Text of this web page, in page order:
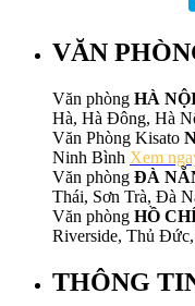
VĂN
Văn phòng HÀ
Hà, Hà Đông, Hà
Văn Phòng Kisato
Ninh Bình Xem
Văn phòng ĐÀ
Thái, Sơn Trà, Đà
Văn phòng HỒ
Riverside, Thủ
THÔNG